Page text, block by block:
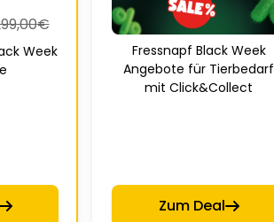
€
Week
Fressnapf Black Week
Angebote für Tierbedarf
mit Click&Collect
Zum Deal